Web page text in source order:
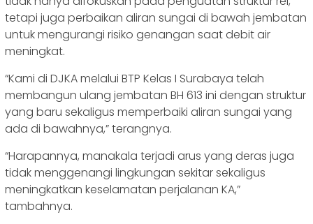
tetapi juga perbaikan aliran sungai di bawah jembatan
untuk mengurangi risiko genangan saat debit air
meningkat.
“Kami di DJKA melalui BTP Kelas I Surabaya telah
membangun ulang jembatan BH 613 ini dengan struktur
yang baru sekaligus memperbaiki aliran sungai yang
ada di bawahnya,” terangnya.
“Harapannya, manakala terjadi arus yang deras juga
tidak menggenangi lingkungan sekitar sekaligus
meningkatkan keselamatan perjalanan KA,”
tambahnya.